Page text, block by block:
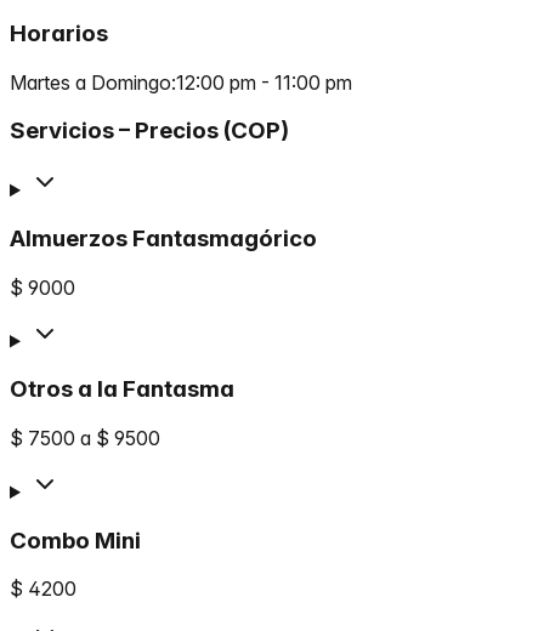
Horarios
Martes a Domingo:12:00 pm - 11:00 pm
Servicios – Precios (COP)
Almuerzos Fantasmagórico
$ 9000
Otros a la Fantasma
$ 7500 a $ 9500
Combo Mini
$ 4200